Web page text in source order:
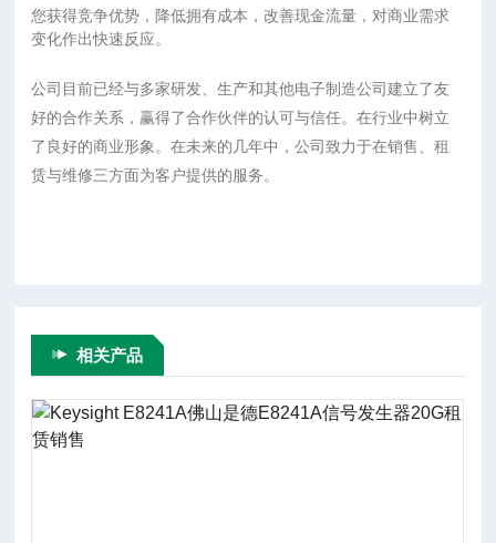
您获得竞争优势，降低拥有成本，改善现金流量，对商业需求
变化作出快速反应。
公司目前已经与多家研发、生产和其他电子制造公司建立了友
好的合作关系，赢得了合作伙伴的认可与信任。在行业中树立
了良好的商业形象。在未来的几年中，公司致力于在销售、租
赁与维修三方面为客户提供的服务。
相关产品